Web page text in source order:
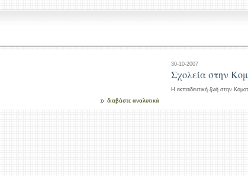
διαβάστε αναλυτικά
30-10-2007
Σχολεία στην
Η εκπαιδευτική ζωή στην